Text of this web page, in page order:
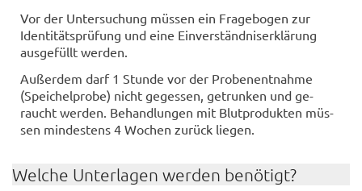
Vor der Un­ter­su­chung müs­sen ein Fra­ge­bo­gen zur
Iden­ti­täts­prü­fung und eine Ein­ver­ständ­nis­er­klä­rung
aus­ge­füllt wer­den.
Au­ßer­dem darf 1 Stun­de vor der Pro­ben­ent­nah­me
(Spei­chel­pro­be) nicht ge­ges­sen, ge­trun­ken und ge­
raucht wer­den. Be­hand­lun­gen mit Blut­pro­duk­ten müs­
sen min­des­tens 4 Wo­chen zu­rück lie­gen.
Wel­che Un­ter­la­gen wer­den be­nö­tigt?